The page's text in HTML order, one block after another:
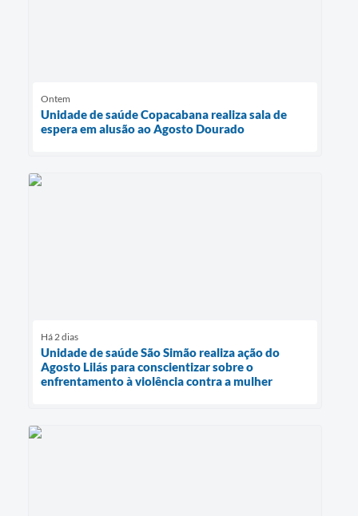
Ontem
Unidade de saúde Copacabana realiza sala de
espera em alusão ao Agosto Dourado
Há 2 dias
Unidade de saúde São Simão realiza ação do
Agosto Lilás para conscientizar sobre o
enfrentamento à violência contra a mulher